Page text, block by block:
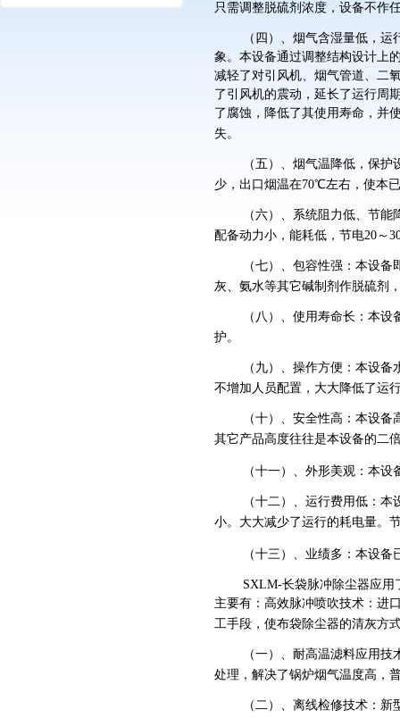
只需调整脱硫剂浓度，设备不作
（四）、烟气含湿量低，
象。本设备通过调整结构设计上
减轻了对引风机、烟气管道、二
了引风机的震动，延长了运行周
了腐蚀，降低了其使用寿命，并
失。
（五）、烟气温降低，保
少，出口烟温在70℃左右，使本
（六）、系统阻力低、节
配备动力小，能耗低，节电20 ～
（七）、包容性强：本设
灰、氨水等其它碱制剂作脱硫剂
（八）、使用寿命长：本
护。
（九）、操作方便：本设
不增加人员配置，大大降低了运
（十）、安全性高：本设
其它产品高度往往是本设备的二
（十一）、外形美观：本
（十二）、运行费用低：
小。大大减少了运行的耗电量。
（十三）、业绩多：本设
SXLM-长袋脉冲除尘器应用
主要有：高效脉冲喷吹技术：进
工手段，使布袋除尘器的清灰方
（一）、耐高温滤料应用
处理，解决了锅炉烟气温度高，
（二）、离线检修技术：